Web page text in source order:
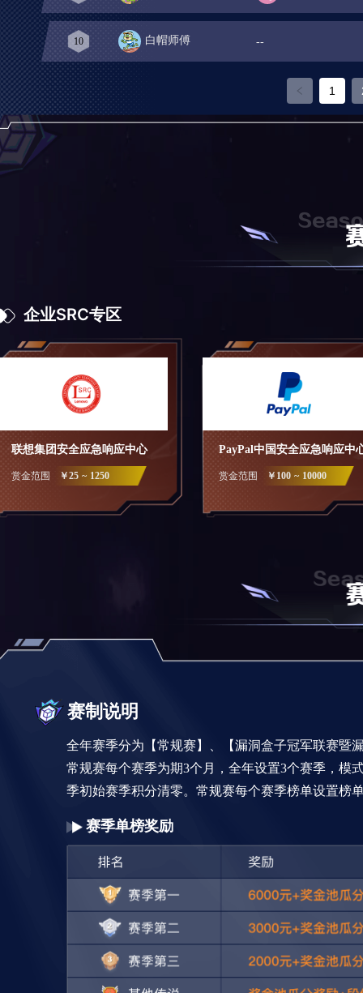
10 白帽师傅 --
1
企业SRC专区
联想集团安全应急响应中心
赏金范围 ￥25 ~ 1250
PayPal中国安全应急响应中
赏金范围 ￥100 ~ 10000
赛制说明
全年赛季分为【常规赛】、【漏洞盒子冠军联赛暨
常规赛每个赛季为期3个月，全年设置3个赛季，模
季初始赛季积分清零。常规赛每个赛季榜单设置榜
赛季单榜奖励